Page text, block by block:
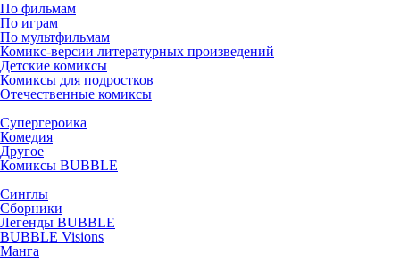
По фильмам
По играм
По мультфильмам
Комикс-версии литературных произведений
Детские комиксы
Комиксы для подростков
Отечественные комиксы
Супергероика
Комедия
Другое
Комиксы BUBBLE
Синглы
Сборники
Легенды BUBBLE
BUBBLE Visions
Манга